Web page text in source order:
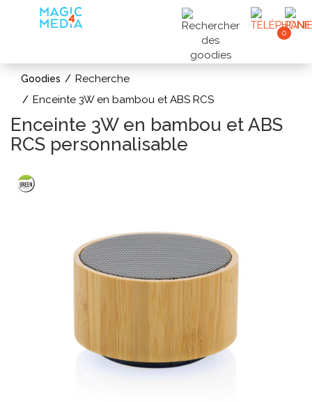
0
Goodies
Recherche
Enceinte 3W en bambou et ABS RCS
Enceinte 3W en bambou et ABS
RCS personnalisable